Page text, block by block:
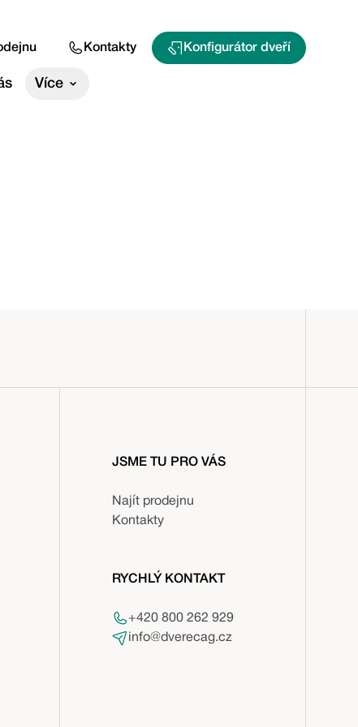
Kontakty Konfigurátor dveří
Více
JSME TU PRO VÁS
Najít prodejnu
Kontakty
RYCHLÝ KONTAKT
+420 800 262 929
info@dverecag.cz